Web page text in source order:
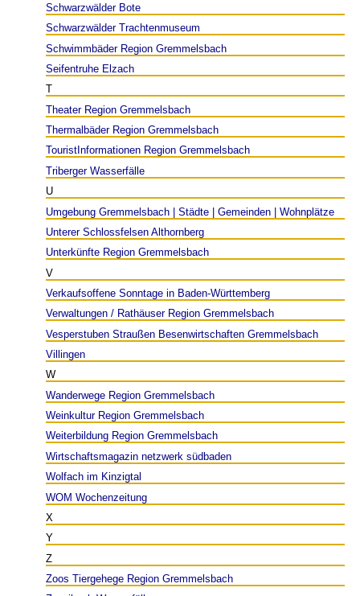
Schwarzwälder Bote
Schwarzwälder Trachtenmuseum
Schwimmbäder Region Gremmelsbach
Seifentruhe Elzach
T
Theater Region Gremmelsbach
Thermalbäder Region Gremmelsbach
TouristInformationen Region Gremmelsbach
Triberger Wasserfälle
U
Umgebung Gremmelsbach | Städte | Gemeinden | Wohnplätze
Unterer Schlossfelsen Althornberg
Unterkünfte Region Gremmelsbach
V
Verkaufsoffene Sonntage in Baden-Württemberg
Verwaltungen / Rathäuser Region Gremmelsbach
Vesperstuben Straußen Besenwirtschaften Gremmelsbach
Villingen
W
Wanderwege Region Gremmelsbach
Weinkultur Region Gremmelsbach
Weiterbildung Region Gremmelsbach
Wirtschaftsmagazin netzwerk südbaden
Wolfach im Kinzigtal
WOM Wochenzeitung
X
Y
Z
Zoos Tiergehege Region Gremmelsbach